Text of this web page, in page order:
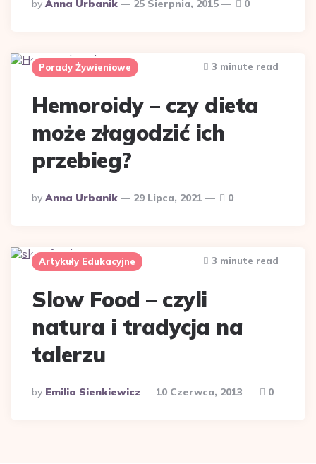
By
By Anna Urbanik 25 Sierpnia, 2015 0
Porady Żywieniowe
Hemoroidy – czy dieta
może złagodzić ich
przebieg?
Posted
By
By Anna Urbanik 29 Lipca, 2021
3 minute read
0
Artykuły Edukacyjne
Slow Food – czyli
natura i tradycja na
talerzu
Posted
By
By Emilia Sienkiewicz 10 Czerwca, 2013
3 minute read
0